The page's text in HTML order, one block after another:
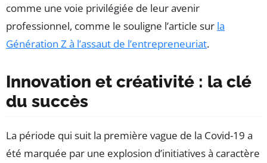
comme une voie privilégiée de leur avenir
professionnel, comme le souligne l’article sur la
Génération Z à l’assaut de l’entrepreneuriat.
Innovation et créativité : la clé
du succès
La période qui suit la première vague de la Covid-19 a
été marquée par une explosion d’initiatives à caractère